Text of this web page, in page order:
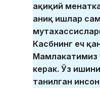
ҳақиқий
аниқ ишлар
Касбнинг ҳеч
Мамлакатимиз
керак. Ўз
танилган